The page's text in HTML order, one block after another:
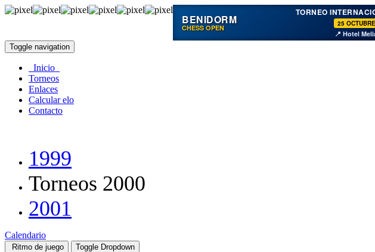
BENIDORM
CHESS OPEN
TORNEO
25
📍 Hotel
Toggle navigation
Inicio
Torneos
Enlaces
Calcular elo
Contacto
1999
Torneos 2000
2001
Calendario
Ritmo de juego Toggle Dropdown